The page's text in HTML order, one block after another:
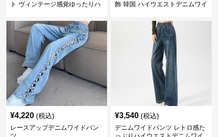
ト ヴィンテージ感覚ゆったりハ
飾 韓国 ハイウエストデニムワイ
¥4,220 (税込)
レースアップデニムワイドパン
¥3,540 (税込)
デニムワイドパンツ レトロ感た